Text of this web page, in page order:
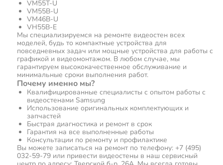
VM55T-U
VM55B-U
VM46B-U
VH55B-E
Мы специализируемся на ремонте видеостен всех
моделей, будь то компактные устройства для
повседневных задач или мощные устройства для работы с
графикой и видеомонтажом. В любом случае, мы
гарантируем высококачественное обслуживание и
минимальные сроки выполнения работ.
Почему именно мы?
Квалифицированные специалисты с опытом работы с
видеостенами Samsung
Использование оригинальных комплектующих и
запчастей
Быстрая диагностика и ремонт в срок
Гарантия на все выполненные работы
Консультации по ремонту и профилактике
Вы можете записаться на ремонт по телефону: +7 (495)
032-59-79 или привести видеостены в наш сервисный